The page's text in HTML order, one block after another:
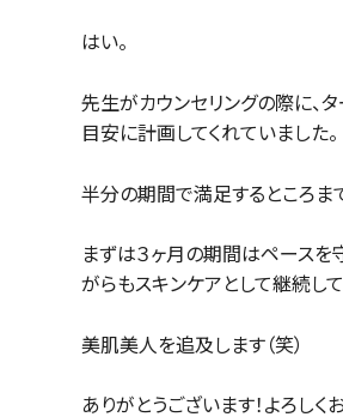
はい。
先生がカウンセリングの際に、
目安に計画してくれていました。
半分の期間で満足するところま
まずは３ヶ月の期間はペースを
がらもスキンケアとして継続し
美肌美人を追及します（笑）
ありがとうございます！よろしく